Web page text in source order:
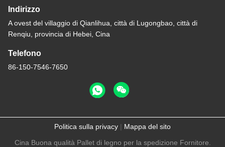
Indirizzo
A ovest del villaggio di Qianlihua, città di Lugongbao, città di
Renqiu, provincia di Hebei, Cina
Telefono
86-150-7546-7650
Politica sulla privacy | Mappa del sito
Cina Buona qualità Pallet di legno per la spedizione Fornitore.